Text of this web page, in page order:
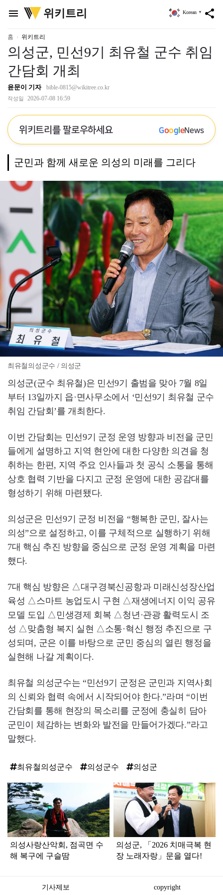
menu
위
키
리
위키트리 share
Korean ▼
홈 위키트리
의성군, 민선9기 최유철 군수 취임
간담회 개최
윤문이 기자 bible-0815@wikitree.co.kr
작성일 2026-07-08 16:59
위키트리를 팔로우하세요 GoogleNews
군민과 함께 새로운 의성의 미래를 그리다
최유철의성군수 / 의성군
의성군(군수 최유철)은 민선9기 출범을 맞아 7월 8일
부터 13일까지 읍·면사무소에서 ‘민선9기 최유철 군수
취임 간담회’​를 개최한다.
이번 간담회는 민선9기 군정 운영 방향과 비전을 군민
들에게 설명하고 지역 현안에 대한 다양한 의견을 청
취하는 한편, 지역 주요 인사들과 첫 공식 소통을 통해
상호 협력 기반을 다지고 군정 운영에 대한 공감대를
형성하기 위해 마련됐다.
의성군은 민선9기 군정 비전을 “행복한 군민, 잘사는
의성”으로 설정하고, 이를 구체적으로 실행하기 위해
7대 핵심 추진 방향을 중심으로 군정 운영 계획을 마련
했다.
7대 핵심 방향은 △대구경북신공항과 미래신성장산업
육성 △스마트 농업도시 구현 △재생에너지 이익 공유
모델 도입 △민생경제 회복 △청년·관광 활력도시 조
성 △맞춤형 복지 실현 △소통·혁신 행정 추진으로 구
성되며, 군은 이를 바탕으로 군민 중심의 열린 행정을
실현해 나갈 계획이다.
최유철 의성군수는 “민선9기 군정은 군민과 지역사회
의 신뢰와 협력 속에서 시작되어야 한다.”라며 “이번
간담회를 통해 현장의 목소리를 군정에 충실히 담아
군민이 체감하는 변화와 발전을 만들어가겠다.”라고
말했다.
최유철의성군수 의성군수 의성군
탑
라
인
의성사랑산악회, 점곡면 수
해 복구에 구슬땀
의성군, 「2026 치매극복 현
장 노래자랑」문을 열다!
기사제보 copyright